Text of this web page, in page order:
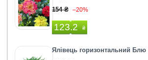
154 ₴ –20%
123.2 ₴
Ялівець горизонтальний Блю